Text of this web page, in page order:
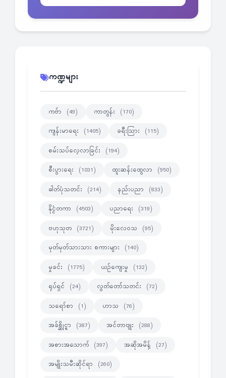
ကဏ္ဍများ
ကဗ်ာ (49) ကာတွန်း (170)
ကျန်းမာရေး (1405) ခရီးသြား (115)
စမ်းသပ်လေ့လာခြင်း (194)
စီးပွားရေး (1031) ထူးဆန်းထွေလာ (950)
ဓါတ်ပုံသတင်း (214) နည်းပညာ (833)
နိုင္ငံတကာ (4503) ပညာရေး (319)
ဗဟုသုတ (3721) မိုးလေဝသ (95)
မှတ်မှတ်သားသား စကားများ (140)
မှုခင်း (1775) ယဉ်ကျေးမှု (132)
ရုပ်ရှင် (24) လွတ်တော်သတင်း (72)
သရော်စာ (1) ဟာသ (76)
အခ်စ္ဆိုင္ရာ (387) အင်တာဗျုး (288)
အစားအသောက် (397) အဆိုအမိန့် (27)
အမျိုးသမီးဆိုင်ရာ (260)